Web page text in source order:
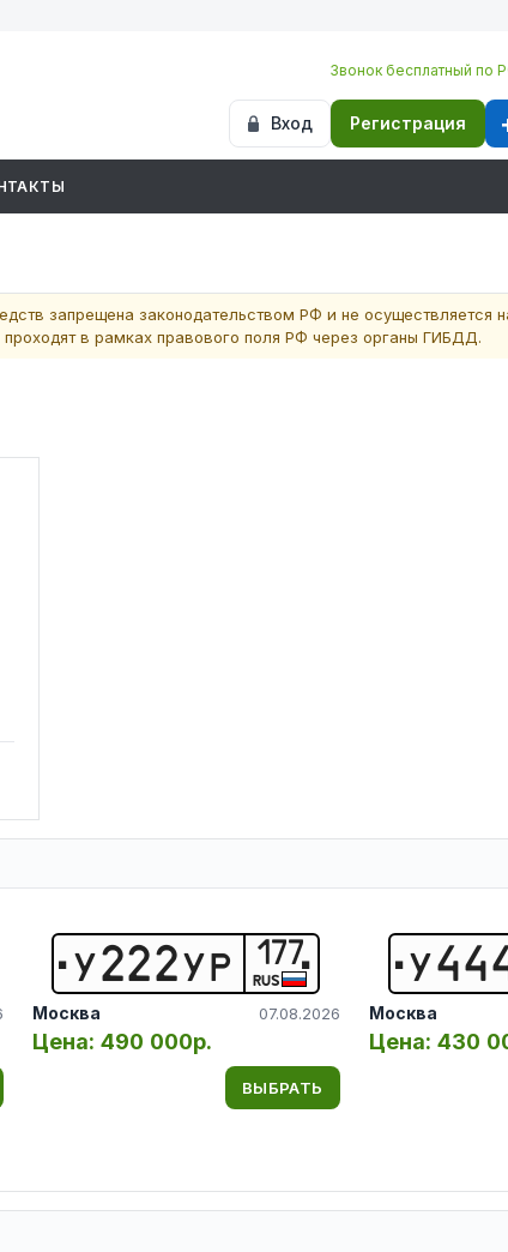
Звонок бесплатный по
Вход Регистрация
запрещена законодательством РФ и не осуществляется
в рамках правового поля РФ через органы ГИБДД.
У222УР 177
RUS
Москва 07.08.2026
Цена: 490 000р.
ВЫБРАТЬ
У44
Москва
Цена: 430